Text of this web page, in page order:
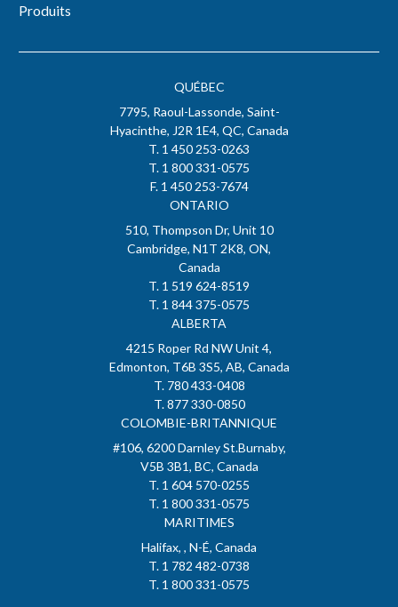
QUÉBEC
7795, Raoul-Lassonde, Saint-
Hyacinthe, J2R 1E4, QC, Canada
T. 1 450 253-0263
T. 1 800 331-0575
F. 1 450 253-7674
ONTARIO
510, Thompson Dr, Unit 10
Cambridge, N1T 2K8, ON,
Canada
T. 1 519 624-8519
T. 1 844 375-0575
ALBERTA
4215 Roper Rd NW Unit 4,
Edmonton, T6B 3S5, AB, Canada
T. 780 433-0408
T. 877 330-0850
COLOMBIE-BRITANNIQUE
#106, 6200 Darnley St.Burnaby,
V5B 3B1, BC, Canada
T. 1 604 570-0255
T. 1 800 331-0575
MARITIMES
Halifax, , N-É, Canada
T. 1 782 482-0738
T. 1 800 331-0575
Produits